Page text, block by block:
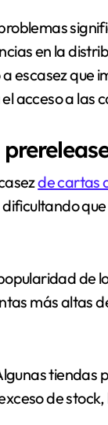
en la
escasez que
acceso a las
de cartas
que
de
más altas
tiendas
de stock,